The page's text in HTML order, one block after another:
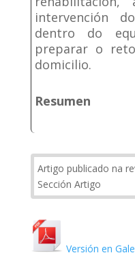
intervención
dentro do
preparar o
domicilio.
Resumen
Artigo publicado na
Sección Artigo
Versión en